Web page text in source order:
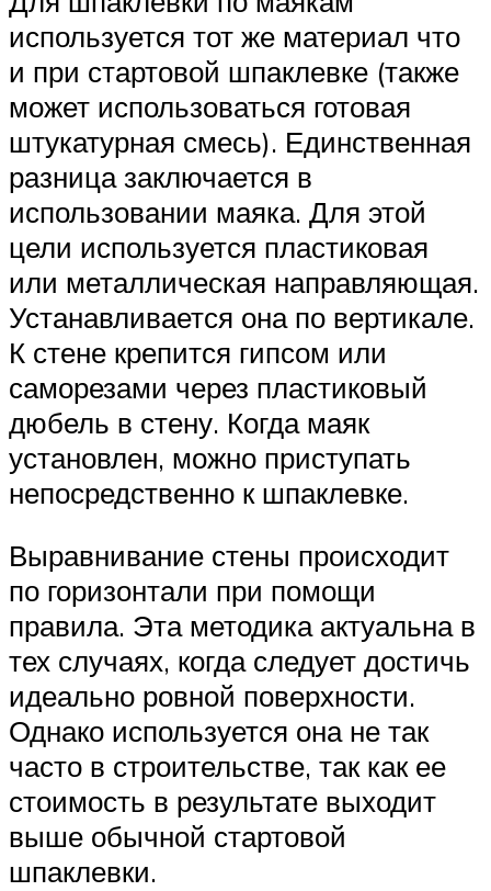
используется тот же материал что
и при стартовой шпаклевке (также
может использоваться готовая
штукатурная смесь). Единственная
разница заключается в
использовании маяка. Для этой
цели используется пластиковая
или металлическая направляющая.
Устанавливается она по вертикале.
К стене крепится гипсом или
саморезами через пластиковый
дюбель в стену. Когда маяк
установлен, можно приступать
непосредственно к шпаклевке.
Выравнивание стены происходит
по горизонтали при помощи
правила. Эта методика актуальна в
тех случаях, когда следует достичь
идеально ровной поверхности.
Однако используется она не так
часто в строительстве, так как ее
стоимость в результате выходит
выше обычной стартовой
шпаклевки.